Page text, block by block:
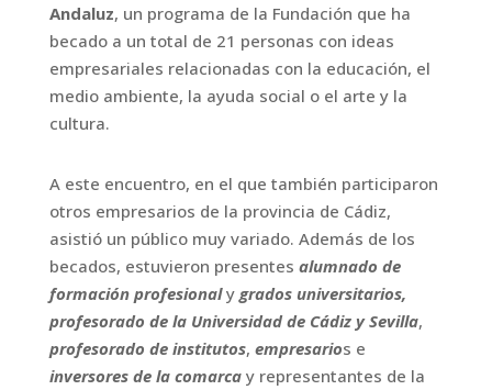
Andaluz, un programa de la Fundación que ha
becado a un total de 21 personas con ideas
empresariales relacionadas con la educación, el
medio ambiente, la ayuda social o el arte y la
cultura.
A este encuentro, en el que también participaron
otros empresarios de la provincia de Cádiz,
asistió un público muy variado. Además de los
becados, estuvieron presentes alumnado de
formación profesionaly grados universitarios,
profesorado de la Universidad de Cádiz y Sevilla,
profesorado de institutos, empresarios e
inversores de la comarcay representantes de la